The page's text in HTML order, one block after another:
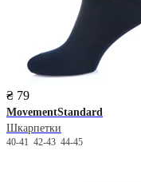
₴ 79
MovementStandard
Шкарпетки
40-41 42-43 44-45